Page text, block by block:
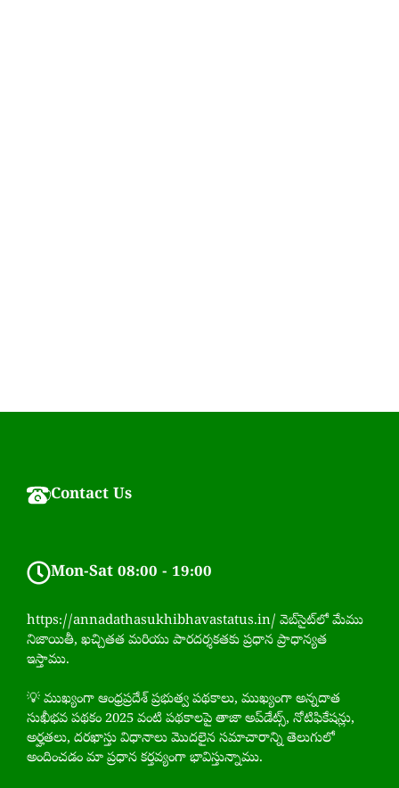
Contact Us
Mon-Sat 08:00 - 19:00
https://annadathasukhibhavastatus.in/ వెబ్‌సైట్‌లో మేము
నిజాయితీ, ఖచ్చితత మరియు పారదర్శకతకు ప్రధాన ప్రాధాన్యత
ఇస్తాము.
💡 ముఖ్యంగా ఆంధ్రప్రదేశ్ ప్రభుత్వ పథకాలు, ముఖ్యంగా అన్నదాత
సుఖీభవ పథకం 2025 వంటి పథకాలపై తాజా అప్‌డేట్స్, నోటిఫికేషన్లు,
అర్హతలు, దరఖాస్తు విధానాలు మొదలైన సమాచారాన్ని తెలుగులో
అందించడం మా ప్రధాన కర్తవ్యంగా భావిస్తున్నాము.